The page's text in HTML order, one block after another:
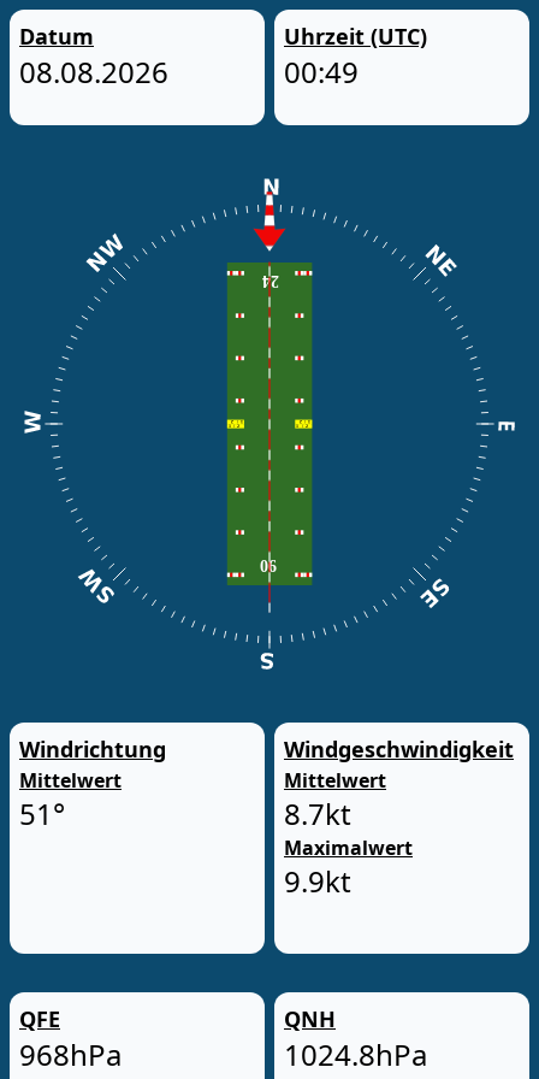
Datum
08.08.2026
Uhrzeit (UTC)
00:49
Windrichtung
Mittelwert
51°
Windgeschwindigkeit
Mittelwert
8.7kt
Maximalwert
9.9kt
QFE
968hPa
QNH
1024.8hPa